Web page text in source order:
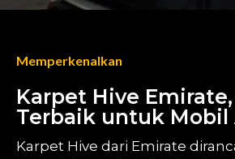
Memperkenalkan
Karpet Hive
Terbaik untuk Mobil
Karpet Hive dari Emirate